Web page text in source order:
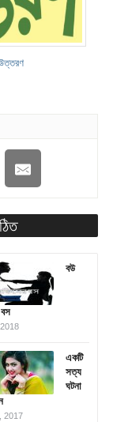
বউ
একটি
সত্য
ঘটনা
2017